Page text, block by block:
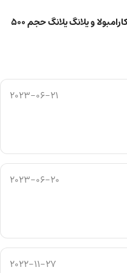
شاور ژل کرمی بدن حاوی کارامبولا و یلانگ یلانگ حجم 500
2023-06-21
2023-06-20
2022-11-27